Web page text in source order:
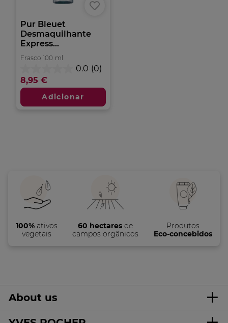
Pur Bleuet
Desmaquilhante
Express...
Frasco 100 ml
0.0 (0)
em
5
estrelas.
8,95 €
Adicionar
100%ativos
vegetais
60 hectares de
campos orgânicos
Produtos
Eco-concebidos
About us